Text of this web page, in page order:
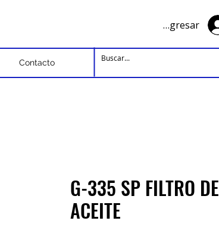
Ingresar
Contacto
G-335 SP FILTRO DE
ACEITE